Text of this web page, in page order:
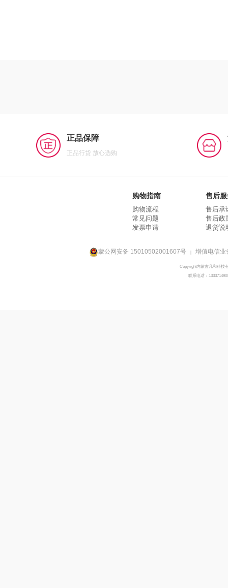
正品保障
正品行货 放心选购
购物指南
购物流程
常见问题
发票申请
售后
售后承
售后政
退货说
蒙公网安备 15010502001607号 | 增值电信业
Copyright内蒙古凡和科技
联系电话：